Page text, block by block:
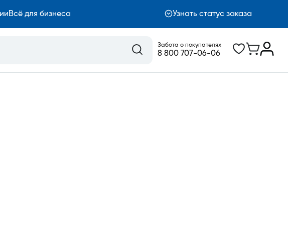
Всё для бизнеса Узнать статус заказа
Забота о покупателях
8 800 707-06-06